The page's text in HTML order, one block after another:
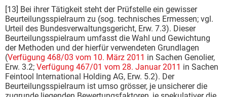
[13] Bei ihrer Tätigkeit steht der Prüfstelle ein gewisser
Beurteilungsspielraum zu (sog. tech­nisches Ermessen; vgl.
Urteil des Bundesverwaltungsgericht, Erw. 7.3). Dieser
Beurteilungsspiel­raum umfasst die Wahl und Gewichtung
der Methoden und der hierfür verwendeten Grundlagen
(Verfügung 468/03 vom 10. März 2011 in Sachen Genolier,
Erw. 3.2; Verfügung 467/01 vom 28. Januar 2011 in Sachen
Feintool International Holding AG, Erw. 5.2). Der
Beurteilungsspielraum ist umso grösser, je unsicherer die